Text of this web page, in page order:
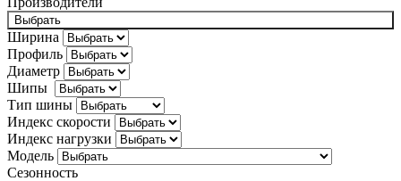
Cadillac
Changan
Chery
Chevrolet
Chrysler
Citroën
Выбрать
Ширина
Профиль
Диаметр
Шипы
Тип шины
Индекс скорости
Индекс нагрузки
Модель
Сезонность